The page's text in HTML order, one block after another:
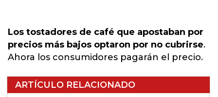
Los tostadores de café que apostaban por
precios más bajos optaron por no cubrirse.
Ahora los consumidores pagarán el precio.
ARTÍCULO RELACIONADO